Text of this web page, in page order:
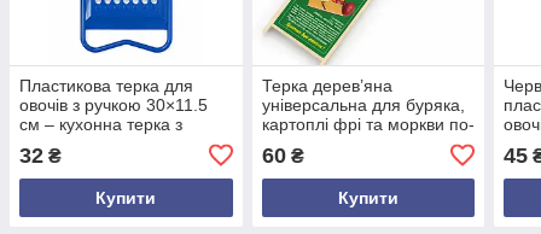
Пластикова терка для
овочів з ручкою 30×11.5
см – кухонна терка з
великими отворами для
буряків, фруктів
32 ₴
Купити
Терка дерев’яна
універсальна для буряка,
картоплі фрі та моркви по-
нержавіючим лезом,
кухонний гаджет
60₴
Купити
і
45